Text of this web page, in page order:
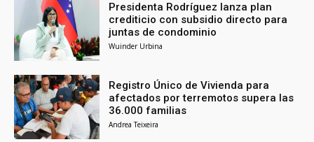
Presidenta Rodríguez lanza plan
crediticio con subsidio directo para
juntas de condominio
Wuinder Urbina
Registro Único de Vivienda para
afectados por terremotos supera las
36.000 familias
Andrea Teixeira